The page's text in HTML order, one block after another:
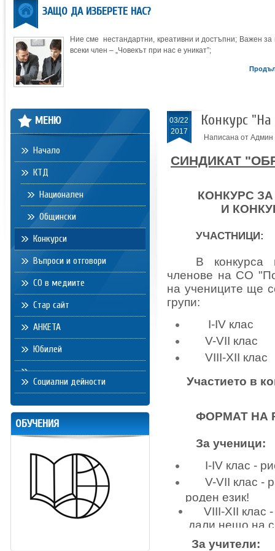
ЗАЩО ДА ИЗБЕРЕТЕ НАС?
Ние сме нестандартни, креативни и достъпни; Важен за
всеки член – „Човекът при нас е уникат”;
03/22
2017
Конкурс
Написана от Админ
СИНДИКАТ
КОНКУРС
И
УЧАСТНИЦИ:
В конкурса
членове на СО
на учениците ще
групи:
I-IV клас
V-VII клас
VIII-XII клас
Участието в
ФОРМАТ НА
За ученици:
I-IV клас -
V-VII клас -
роден език!
VIII-XII клас
дали нещо на
За учители:
МЕНЮ
Начало
КТД
Национален
Общински
Конкурси
Въпроси и отговори
СО в медиите
Стар сайт
АНКЕТА
Юбилей
Социални дейности
ОБУЧЕНИЯ